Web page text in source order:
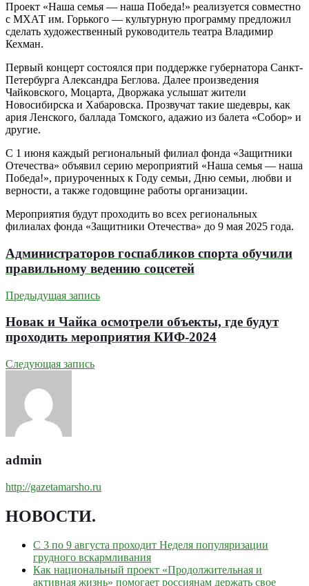
Проект «Наша семья — наша Победа!» реализуется совместно
с МХАТ им. Горького — культурную программу предложил
сделать художественный руководитель театра Владимир
Кехман.
Первый концерт состоялся при поддержке губернатора Санкт-
Петербурга Александра Беглова. Далее произведения
Чайковского, Моцарта, Дворжака услышат жители
Новосибирска и Хабаровска. Прозвучат такие шедевры, как
ария Ленского, баллада Томского, адажио из балета «Собор» и
другие.
С 1 июня каждый региональный филиал фонда «Защитники
Отечества» объявил серию мероприятий «Наша семья — наша
Победа!», приуроченных к Году семьи, Дню семьи, любви и
верности, а также годовщине работы организации.
Мероприятия будут проходить во всех региональных
филиалах фонда «Защитники Отечества» до 9 мая 2025 года.
Администраторов госпабликов спорта обучили
правильному ведению соцсетей
Предыдущая запись
Новак и Чайка осмотрели объекты, где будут
проходить мероприятия КИФ-2024
Следующая запись
admin
http://gazetamarsho.ru
НОВОСТИ.
С 3 по 9 августа проходит Неделя популяризации
грудного вскармливания
Как национальный проект «Продолжительная и
активная жизнь» помогает россиянам держать свое